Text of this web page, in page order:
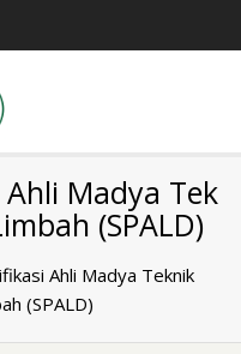
K3
Berlisensi
Madya Tek
(SPALD)
Ahli Madya Teknik
(SPALD)